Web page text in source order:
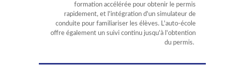
formation accélérée pour obtenir le permis
rapidement, et l'intégration d'un simulateur de
conduite pour familiariser les élèves. L'auto-école
offre également un suivi continu jusqu'à l'obtention
du permis.